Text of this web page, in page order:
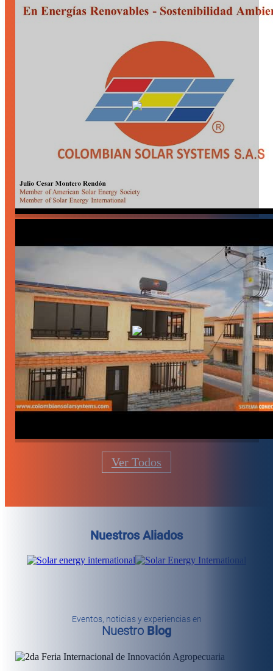
Ver Todos
Nuestros Aliados
Eventos, noticias y experiencias en
Nuestro Blog